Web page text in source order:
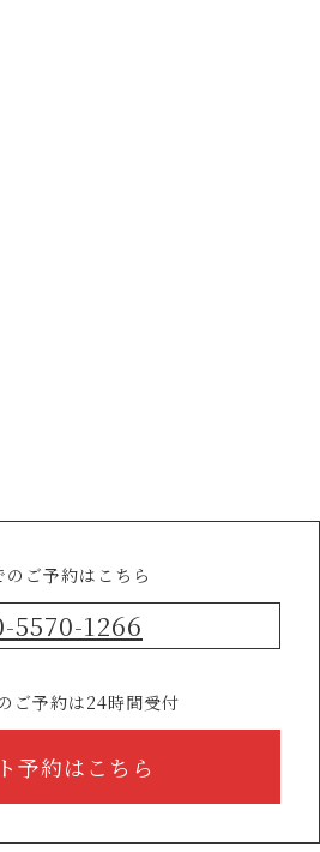
のご予約はこちら
5570-1266
ご予約は24時間受付
予約はこちら